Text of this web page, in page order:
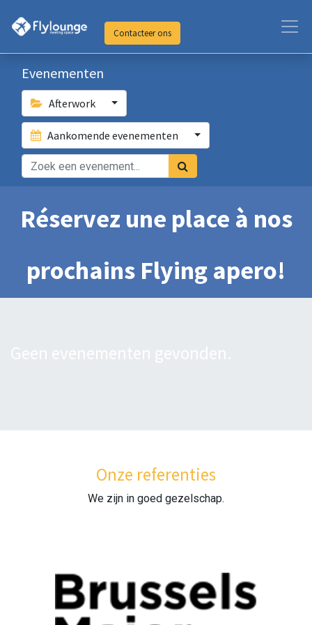
Contacteer ons
Evenementen
Afterwork
Aankomende evenementen
Réservez une place à nos
prochains Flying apero!
Onze referenties
We zijn in goed gezelschap.